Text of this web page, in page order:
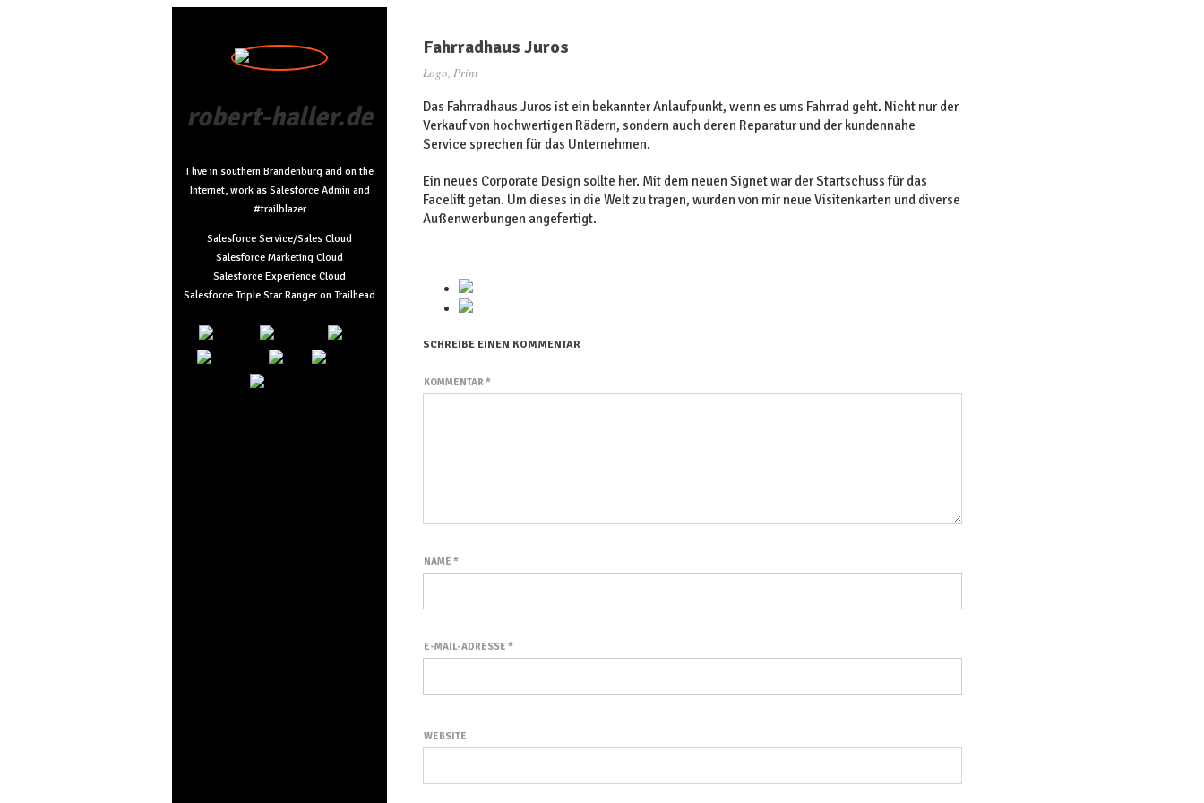
robert-haller.de
I live in southern Brandenburg and on the
Internet, work as Salesforce Admin and
#trailblazer
Salesforce Service/Sales Cloud
Salesforce Marketing Cloud
Salesforce Experience Cloud
Salesforce Triple Star Ranger on Trailhead
Fahrradhaus Juros
Logo, Print
Das Fahrradhaus Juros ist ein bekannter Anlaufpunkt, wenn es ums Fahrrad geht. Nicht nur der
Verkauf von hochwertigen Rädern, sondern auch deren Reparatur und der kundennahe
Service sprechen für das Unternehmen.
Ein neues Corporate Design sollte her. Mit dem neuen Signet war der Startschuss für das
Facelift getan. Um dieses in die Welt zu tragen, wurden von mir neue Visitenkarten und diverse
Außenwerbungen angefertigt.
SCHREIBE EINEN KOMMENTAR
KOMMENTAR *
NAME *
E-MAIL-ADRESSE *
WEBSITE